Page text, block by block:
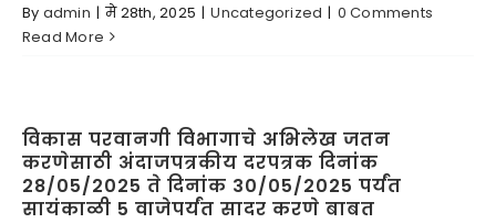
नागरिक सेवा
आरटीएस
By admin | मे 28th, 2025 | Uncategorized | 0 Comments
Read More
विकास परवानगी विभागाचे अभिलेख जतन
करणेसाठी अंदाजपत्रकीय दरपत्रक दिनांक
28/05/2025 ते दिनांक 30/05/2025 पर्यंत
सायंकाळी 5 वाजेपर्यंत सादर करणे बाबत